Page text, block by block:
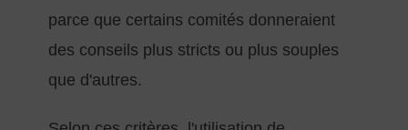
parce que certains comités donneraient
des conseils plus stricts ou plus souples
que d'autres.